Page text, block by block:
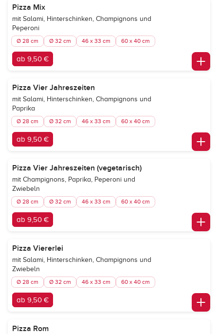
Pizza Mix
mit Salami, Hinterschinken, Champignons und
Peperoni
Ø 28 cm Ø 32 cm 46 x 33 cm 60 x 40 cm
ab 9,50 €
Pizza Vier Jahreszeiten
mit Salami, Hinterschinken, Champignons und
Paprika
Ø 28 cm Ø 32 cm 46 x 33 cm 60 x 40 cm
ab 9,50 €
Pizza Vier Jahreszeiten (vegetarisch)
mit Champignons, Paprika, Peperoni und
Zwiebeln
Ø 28 cm Ø 32 cm 46 x 33 cm 60 x 40 cm
ab 9,50 €
Pizza Viererlei
mit Salami, Hinterschinken, Champignons und
Zwiebeln
Ø 28 cm Ø 32 cm 46 x 33 cm 60 x 40 cm
ab 9,50 €
Pizza Rom